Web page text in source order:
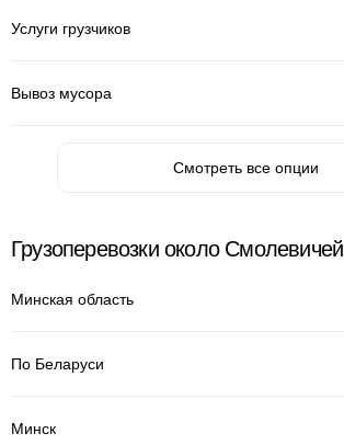
Услуги грузчиков
Вывоз мусора
Смотреть все опции
Грузоперевозки около Смолевичей
Минская область
По Беларуси
Минск